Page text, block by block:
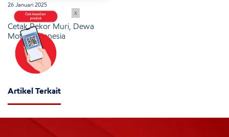
26 Januari 2025
Cetak Rekor Muri, Dewa
Motor Indonesia
Artikel Terkait
x